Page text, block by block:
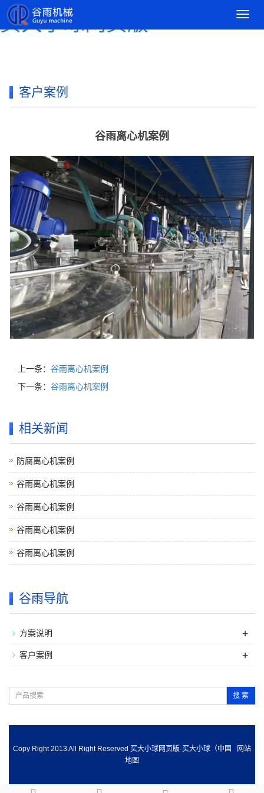
买大小球网页版
导
客户案例
谷雨离心机案例
上一条： 谷雨离心机案例
下一条： 谷雨离心机案例
相关新闻
防腐离心机案例
谷雨离心机案例
谷雨离心机案例
谷雨离心机案例
谷雨离心机案例
谷雨导航
方案说明 +
客户案例 +
搜 索
Copy Right 2013 All Right Reserved 买大小球网页版-买大小球（中国
网站
地图